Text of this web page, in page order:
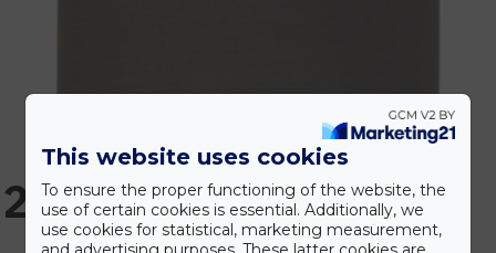
23.990 Ft
This website uses cookies
To ensure the proper functioning of the website, the
use of certain cookies is essential. Additionally, we
use cookies for statistical, marketing measurement,